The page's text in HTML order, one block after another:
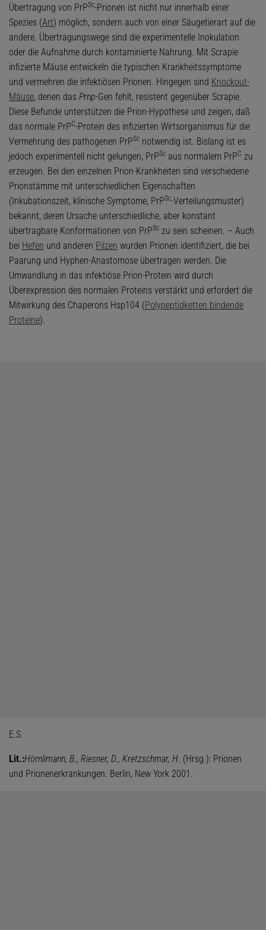
Übertragung von PrPSc-Prionen ist nicht nur innerhalb einer
Spezies (Art) möglich, sondern auch von einer Säugetierart auf die
andere. Übertragungswege sind die experimentelle Inokulation
oder die Aufnahme durch kontaminierte Nahrung. Mit Scrapie
infizierte Mäuse entwickeln die typischen Krankheitssymptome
und vermehren die infektiösen Prionen. Hingegen sind Knockout-
Mäuse, denen das Prnp-Gen fehlt, resistent gegenüber Scrapie.
Diese Befunde unterstützen die Prion-Hypothese und zeigen, daß
das normale PrPC-Protein des infizierten Wirtsorganismus für die
Vermehrung des pathogenen PrPSc notwendig ist. Bislang ist es
jedoch experimentell nicht gelungen, PrPSc aus normalem PrPC zu
erzeugen. Bei den einzelnen Prion-Krankheiten sind verschiedene
Prionstämme mit unterschiedlichen Eigenschaften
(Inkubationszeit, klinische Symptome, PrPSc-Verteilungsmuster)
bekannt, deren Ursache unterschiedliche, aber konstant
übertragbare Konformationen von PrPSc zu sein scheinen. – Auch
bei Hefen und anderen Pilzen wurden Prionen identifiziert, die bei
Paarung und Hyphen-Anastomose übertragen werden. Die
Umwandlung in das infektiöse Prion-Protein wird durch
Überexpression des normalen Proteins verstärkt und erfordert die
Mitwirkung des Chaperons Hsp104 (Polypeptidketten bindende
Proteine).
E.S.
Lit.:Hörnlimann, B., Riesner, D., Kretzschmar, H. (Hrsg.): Prionen
und Prionenerkrankungen. Berlin, New York 2001.